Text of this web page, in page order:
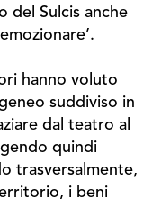
del Sulcis anche
hanno voluto
suddiviso in
dal teatro al
quindi
trasversalmente,
i beni